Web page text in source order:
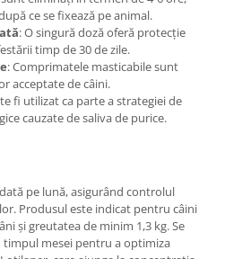
ce se fixează pe animal.
: O singură doză oferă protecție
timp de 30 de zile.
: Comprimatele masticabile sunt
acceptate de câini.
fi utilizat ca parte a strategiei de
cauzate de saliva de purice.
pe lună, asigurând controlul
Produsul este indicat pentru câini
și greutatea de minim 1,3 kg. Se
mesei pentru a optimiza